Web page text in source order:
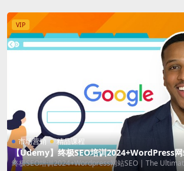
VIP
市场营销 精品课程
【Udemy】终极SEO培训2024+WordPress网
终极SEO培训2024+Wordpress网站SEO | The